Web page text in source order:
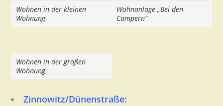
Wohnen in der kleinen
Wohnung
Wohnanlage „Bei den
Campern“
Wohnen in der großen
Wohnung
Zinnowitz/Dünenstraße: